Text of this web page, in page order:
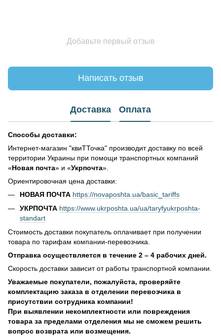
Добавьте первый отзыв
Написать отзыв
Доставка Оплата
Способы доставки:
Интернет-магазин "квиТТочка" производит доставку по всей
территории Украины при помощи транспортных компаний
«Новая почта» и «Укрпочта».
Ориентировочная цена доставки:
НОВАЯ ПОЧТА https://novaposhta.ua/basic_tariffs
УКРПОЧТА https://www.ukrposhta.ua/ua/taryfyukrposhta-
standart
Стоимость доставки покупатель оплачивает при получении
товара по тарифам компании-перевозчика.
Отправка осуществляется в течение 2 – 4 рабочих дней.
Скорость доставки зависит от работы транспортной компании.
Уважаемые покупатели, пожалуйста, проверяйте
комплектацию заказа в отделении перевозчика в
присутствии сотрудника компании!
При выявлении некомплектности или повреждения
товара за пределами отделения мы не сможем решить
вопрос возврата или возмещения.